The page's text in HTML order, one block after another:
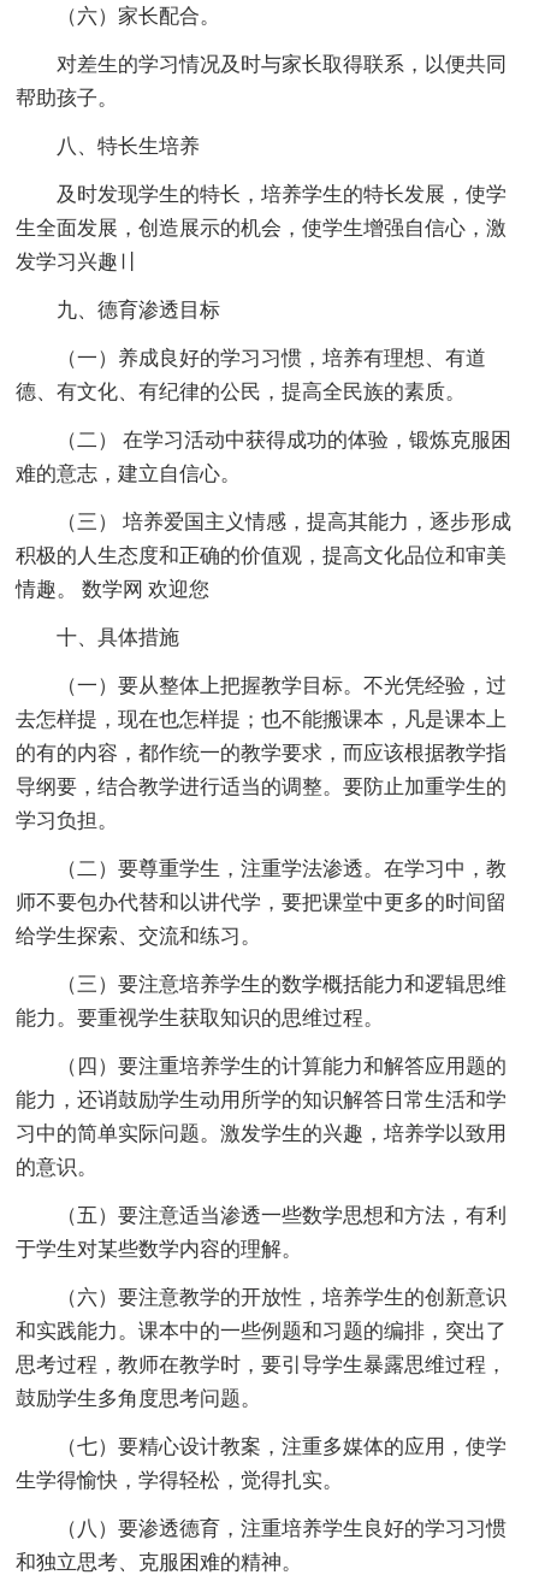
（六）家长配合。
对差生的学习情况及时与家长取得联系，以便共同
帮助孩子。
八、特长生培养
及时发现学生的特长，培养学生的特长发展，使学
生全面发展，创造展示的机会，使学生增强自信心，激
发学习兴趣〢
九、德育渗透目标
（一）养成良好的学习习惯，培养有理想、有道
德、有文化、有纪律的公民，提高全民族的素质。
（二） 在学习活动中获得成功的体验，锻炼克服困
难的意志，建立自信心。
（三） 培养爱国主义情感，提高其能力，逐步形成
积极的人生态度和正确的价值观，提高文化品位和审美
情趣。 数学网 欢迎您
十、具体措施
（一）要从整体上把握教学目标。不光凭经验，过
去怎样提，现在也怎样提；也不能搬课本，凡是课本上
的有的内容，都作统一的教学要求，而应该根据教学指
导纲要，结合教学进行适当的调整。要防止加重学生的
学习负担。
（二）要尊重学生，注重学法渗透。在学习中，教
师不要包办代替和以讲代学，要把课堂中更多的时间留
给学生探索、交流和练习。
（三）要注意培养学生的数学概括能力和逻辑思维
能力。要重视学生获取知识的思维过程。
（四）要注重培养学生的计算能力和解答应用题的
能力，还诮鼓励学生动用所学的知识解答日常生活和学
习中的简单实际问题。激发学生的兴趣，培养学以致用
的意识。
（五）要注意适当渗透一些数学思想和方法，有利
于学生对某些数学内容的理解。
（六）要注意教学的开放性，培养学生的创新意识
和实践能力。课本中的一些例题和习题的编排，突出了
思考过程，教师在教学时，要引导学生暴露思维过程，
鼓励学生多角度思考问题。
（七）要精心设计教案，注重多媒体的应用，使学
生学得愉快，学得轻松，觉得扎实。
（八）要渗透德育，注重培养学生良好的学习习惯
和独立思考、克服困难的精神。